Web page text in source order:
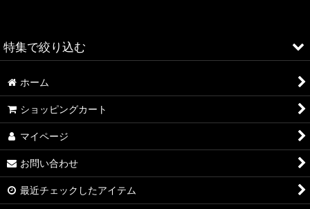
並び順:
特集で絞り込む
ALFA ROMEO > 156
ALFA ROMEO > 147
ALFA ROMEO > 159
A4
ホーム
ショッピングカート
マイページ
お問い合わせ
最近チェックしたアイテム